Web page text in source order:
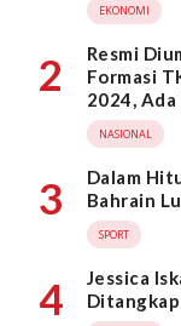
EKONOMI
2
Resmi
Formasi
2024, Ada
Wahid
NASIONAL
3
Dalam
Bahrain
SPORT
4
Jessica
Ditangkap